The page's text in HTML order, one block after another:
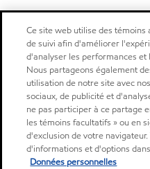
Ce site web utilise des
de suivi afin d'améliorer
d'analyser les performances
Nous partageons également
utilisation de notre site avec
sociaux, de publicité et
ne pas participer à ce partage
les témoins facultatifs » ou en
d'exclusion de votre
d'informations et d'options
Données personnelles